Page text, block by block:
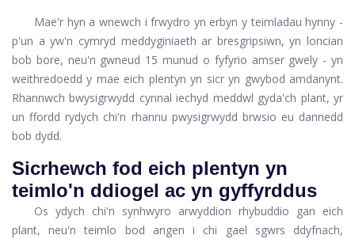
Mae'r hyn a wnewch i frwydro yn erbyn y teimladau hynny -
p'un a yw'n cymryd meddyginiaeth ar bresgripsiwn, yn loncian
bob bore, neu'n gwneud 15 munud o fyfyrio amser gwely - yn
weithredoedd y mae eich plentyn yn sicr yn gwybod amdanynt.
Rhannwch bwysigrwydd cynnal iechyd meddwl gyda'ch plant, yr
un ffordd rydych chi'n rhannu pwysigrwydd brwsio eu dannedd
bob dydd.
Sicrhewch fod eich plentyn yn
teimlo'n ddiogel ac yn gyffyrddus
Os ydych chi'n synhwyro arwyddion rhybuddio gan eich
plant, neu'n teimlo bod angen i chi gael sgwrs ddyfnach,